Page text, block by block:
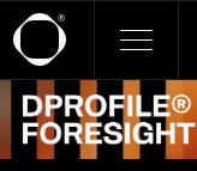
Ссылка баннера